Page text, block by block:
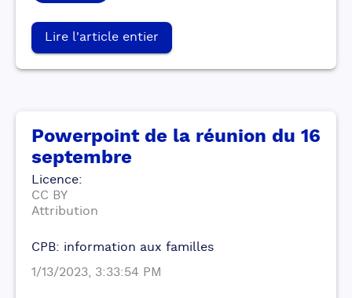
Lire l'article entier
Powerpoint de la réunion du 16
septembre
Licence:
CC BY
Attribution
CPB: information aux familles
1/13/2023, 3:33:54 PM